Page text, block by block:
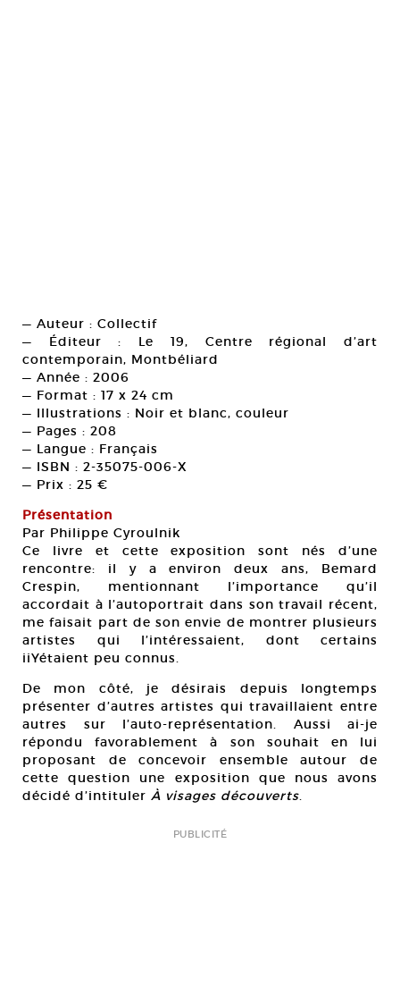
— Auteur : Collectif
— Éditeur : Le 19, Centre régional d’art
contemporain, Montbéliard
— Année : 2006
— Format : 17 x 24 cm
— Illustrations : Noir et blanc, couleur
— Pages : 208
— Langue : Français
— ISBN : 2-35075-006-X
— Prix : 25 €
Présentation
Par Philippe Cyroulnik
Ce livre et cette exposition sont nés d’une
rencontre: il y a environ deux ans, Bemard
Crespin, mentionnant l’importance qu’il
accordait à l’autoportrait dans son travail récent,
me faisait part de son envie de montrer plusieurs
artistes qui l’intéressaient, dont certains
iiYétaient peu connus.
De mon côté, je désirais depuis longtemps
présenter d’autres artistes qui travaillaient entre
autres sur l’auto-représentation. Aussi ai-je
répondu favorablement à son souhait en lui
proposant de concevoir ensemble autour de
cette question une exposition que nous avons
décidé d’intituler À visages découverts.
PUBLICITÉ